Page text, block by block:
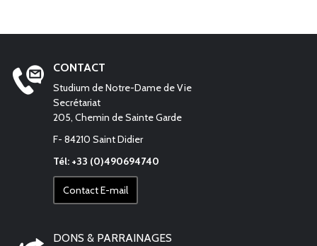
CONTACT
Studium de Notre-Dame de Vie
Secrétariat
205, Chemin de Sainte Garde
F- 84210 Saint Didier
Tél: +33 (0)490694740
Contact E-mail
DONS & PARRAINAGES